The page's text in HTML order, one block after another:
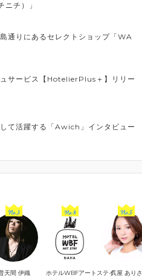
チ）」
通りにあるセレクトショップ「WA
サービス【HotelierPlus＋】リリー
て活躍する「Awich」インタビュー
天間 伊織 ホテルWBFアートステイ呉屋 ありさ